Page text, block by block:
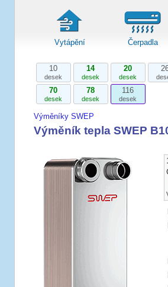
Vytápění Čerpadla
10
desek
14
desek
20
desek
70
desek
78
desek
116
desek
Výměníky SWEP
Výměník tepla SWEP